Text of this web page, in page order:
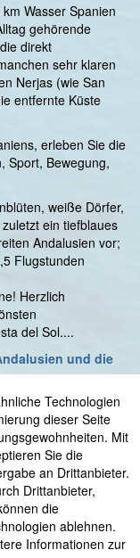
Wasser Spanien
gehörende
direkt
sehr klaren
Nerjas (wie San
entfernte Küste
erleben Sie die
Sport, Bewegung,
weiße Dörfer,
ein tiefblaues
Andalusien vor;
Flugstunden
Herzlich
del Sol....
und die
meer-
29 50 8 55
wohnen
Impressum•
Technologien
dieser Seite
Mit
Sie die
an Drittanbieter.
Drittanbieter,
die
ablehnen.
Informationen zur